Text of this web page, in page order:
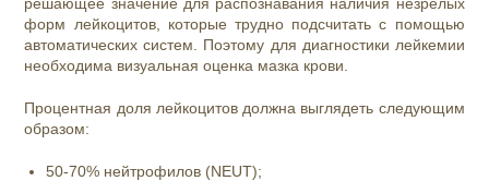
форм лейкоцитов, которые трудно подсчитать с помощью
автоматических систем. Поэтому для диагностики лейкемии
необходима визуальная оценка мазка крови.
Процентная доля лейкоцитов должна выглядеть следующим
образом:
50-70% нейтрофилов (NEUT);